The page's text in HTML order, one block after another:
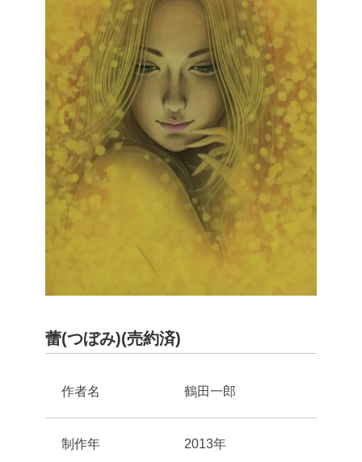
蕾(つぼみ)(売約済)
作者名 鶴田一郎
制作年 2013年